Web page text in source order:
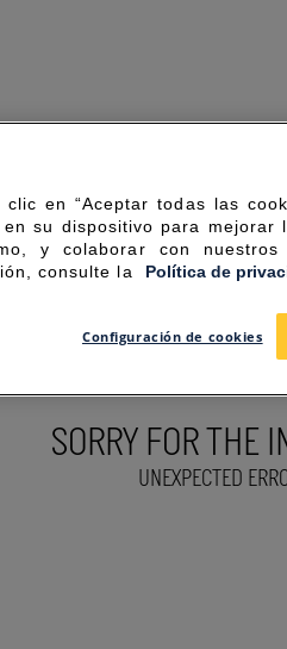
SORRY FOR THE
UNEXPECTED
clic en “Aceptar todas las
en su dispositivo para
y colaborar con
consulte la
Política de
Configuración de cookies